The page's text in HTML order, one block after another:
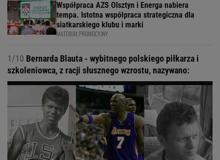
Współpraca AZS Olsztyn i Energa nabiera
tempa. Istotna współpraca strategiczna dla
siatkarskiego klubu i marki
MATERIAŁ PROMOCYJNY
1/10 Bernarda Blauta - wybitnego polskiego piłkarza i
szkoleniowca, z racji słusznego wzrostu, nazywano: